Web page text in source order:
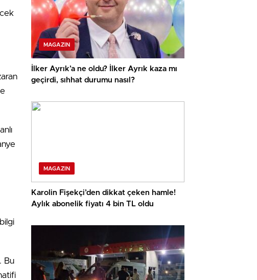
Bu
MAGAZIN
İlker Ayrık’a ne oldu? İlker Ayrık kaza mı
geçirdi, sıhhat durumu nasıl?
MAGAZIN
Karolin Fişekçi’den dikkat çeken hamle!
Aylık abonelik fiyatı 4 bin TL oldu